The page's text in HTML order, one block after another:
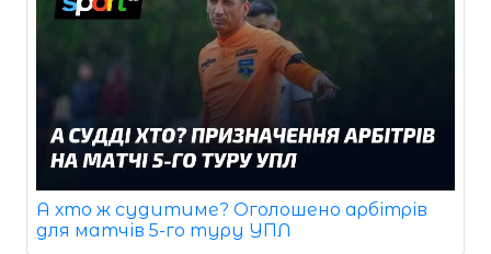
А хто ж судитиме? Оголошено арбітрів
для матчів 5-го туру УПЛ